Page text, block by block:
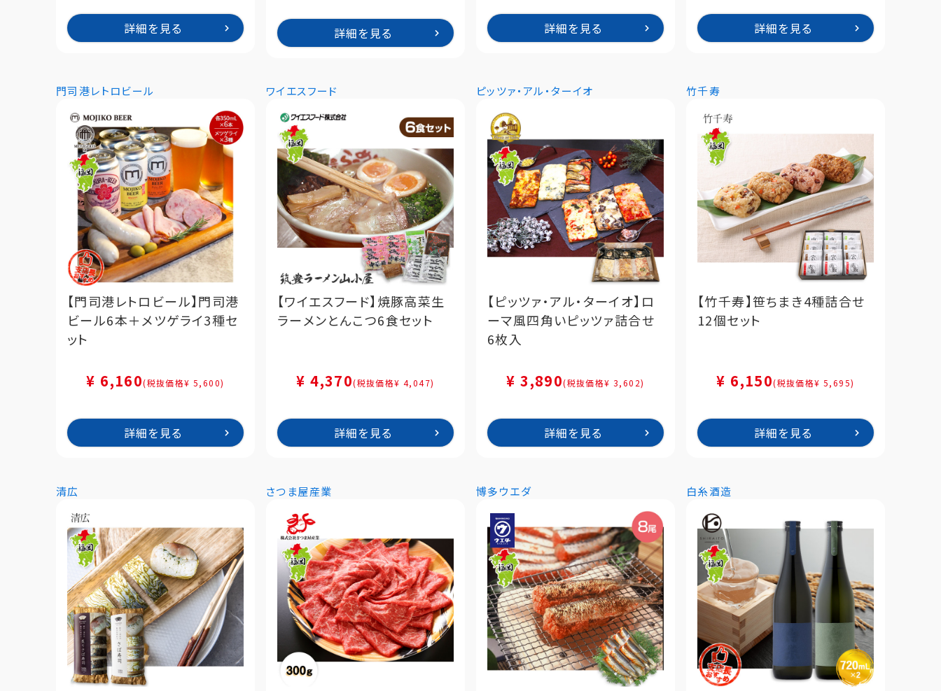
詳細を見る 詳細を見る 詳細を見る 詳細を見る
門司港レトロビール
【門司港レトロビール】門司港
ビール6本＋メツゲライ3種セ
ット
¥ 6,160(税抜価格¥ 5,600)
詳細を見る
ワイエスフード
【ワイエスフード】焼豚高菜生
ラーメンとんこつ6食セット
¥ 4,370(税抜価格¥ 4,047)
詳細を見る
ピッツァ・アル・ターイオ
【ピッツァ・アル・ターイオ】ロ
ーマ風四角いピッツァ詰合せ
6枚入
¥ 3,890(税抜価格¥ 3,602)
詳細を見る
竹千寿
【竹千寿】笹ちまき4種詰合せ
12個セット
¥ 6,150(税抜価格¥ 5,695)
詳細を見る
清広 さつま屋産業 博多ウエダ 白糸酒造